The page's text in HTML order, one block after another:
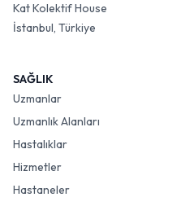
Kat Kolektif House
İstanbul, Türkiye
SAĞLIK
Uzmanlar
Uzmanlık Alanları
Hastalıklar
Hizmetler
Hastaneler